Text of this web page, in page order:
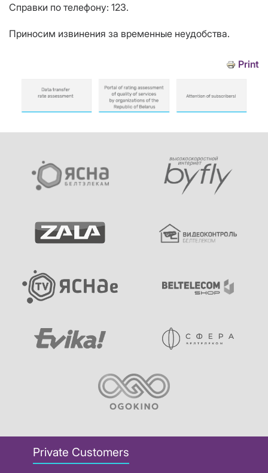
Справки по телефону: 123.
Приносим извинения за временные неудобства.
Print
Private Customers